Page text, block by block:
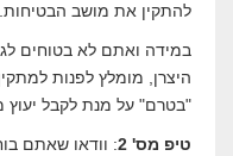
להתקין את מושב הבטיחות.
במידה ואתם לא בטוחים
היצרן, מומלץ לפנות
"בטרם" על מנת לקבל יעוץ
טיפ מס' 2
: וודאו שאתם